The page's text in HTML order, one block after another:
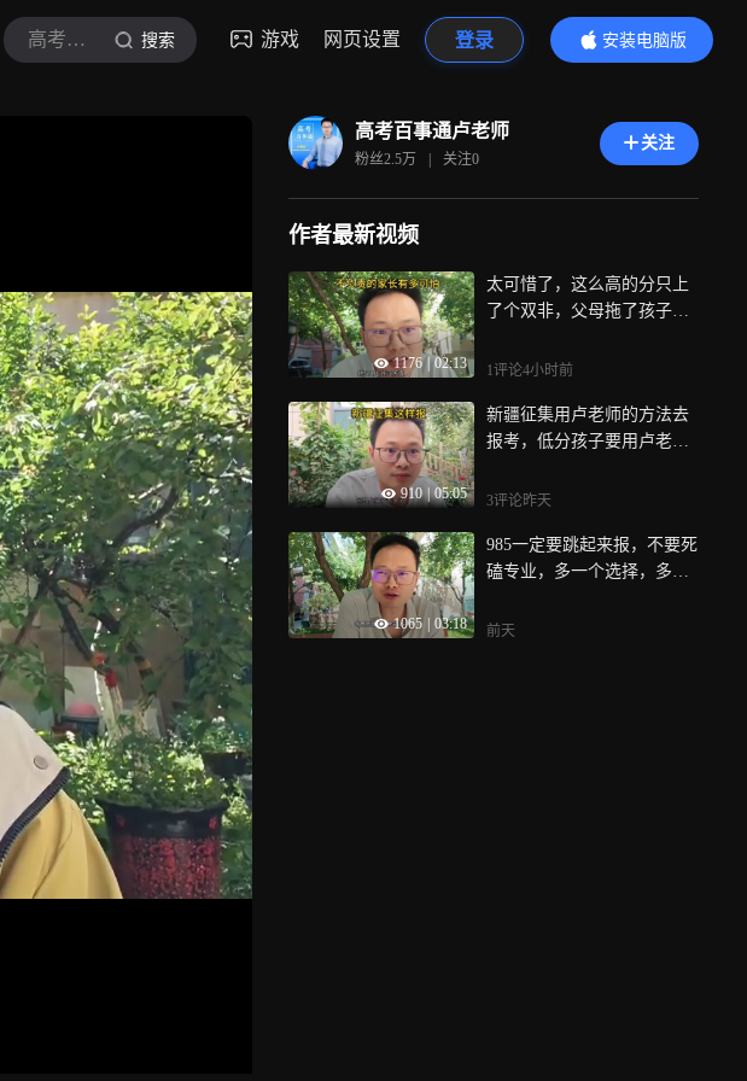
高考百事通卢老师 搜索 游戏 网页设置 登录
安装电脑版
内容更精彩
高考百事通卢老师
粉丝2.5万 | 关注0
关注
作者最新视频
1176 02:13
太可惜了，这么高的分只上
了个双非，父母拖了孩子的
1评论4小时前
910 | 05:05
新疆征集用卢老师的方法去
报考，低分孩子要用卢老师
3评论昨天
1065 03:18
985一定要跳起来报，不要死
磕专业，多一个选择，多一
前天